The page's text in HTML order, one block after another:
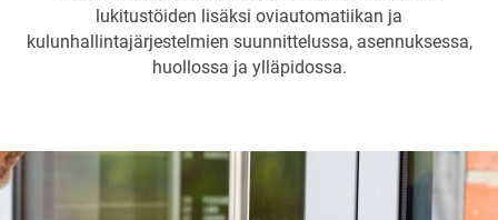
lukitustöiden lisäksi oviautomatiikan ja
kulunhallintajärjestelmien suunnittelussa, asennuksessa,
huollossa ja ylläpidossa.